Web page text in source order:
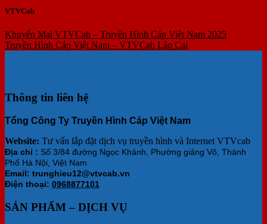
VTVCab
Khuyến Mại VTVCab – Truyền Hình Cáp Việt Nam 2025
Truyền Hình Cáp Việt Nam – VTVCab Lào Cai
Thông tin liên hệ
Tổng Công Ty Truyền Hình Cáp Việt Nam
Website: Tư vấn lắp đặt dịch vụ truyền hình và Internet VTVcab
Địa chỉ : Số 3/84 đường Ngọc Khánh, Phường giảng Võ, Thành
Phố Hà Nội, Việt Nam
Email: trunghieu12@vtvcab.vn
Điện thoại: 0968877101
SẢN PHẨM – DỊCH VỤ